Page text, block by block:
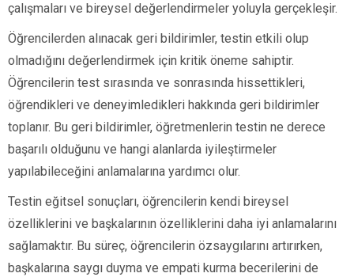
çalışmaları ve bireysel değerlendirmeler yoluyla gerçekleşir.
Öğrencilerden alınacak geri bildirimler, testin etkili olup
olmadığını değerlendirmek için kritik öneme sahiptir.
Öğrencilerin test sırasında ve sonrasında hissettikleri,
öğrendikleri ve deneyimledikleri hakkında geri bildirimler
toplanır. Bu geri bildirimler, öğretmenlerin testin ne derece
başarılı olduğunu ve hangi alanlarda iyileştirmeler
yapılabileceğini anlamalarına yardımcı olur.
Testin eğitsel sonuçları, öğrencilerin kendi bireysel
özelliklerini ve başkalarının özelliklerini daha iyi anlamalarını
sağlamaktır. Bu süreç, öğrencilerin özsaygılarını artırırken,
başkalarına saygı duyma ve empati kurma becerilerini de